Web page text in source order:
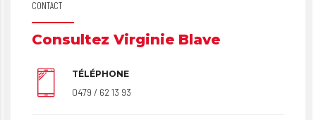
CONTACT
Consultez Virginie Blave
TÉLÉPHONE
0479 / 62 13 93